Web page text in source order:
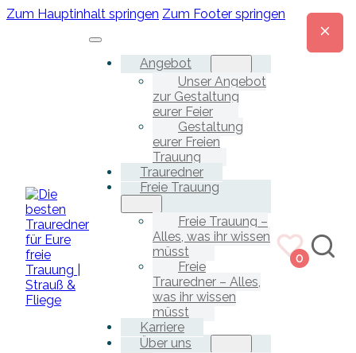
Zum Hauptinhalt springen Zum Footer springen
Angebot
Unser Angebot
zur Gestaltung
eurer Feier
Gestaltung
eurer Freien
Trauung
Trauredner
Freie Trauung
Freie Trauung –
Alles, was ihr wissen
müsst
Freie
Trauredner – Alles,
was ihr wissen
müsst
Karriere
Über uns
0